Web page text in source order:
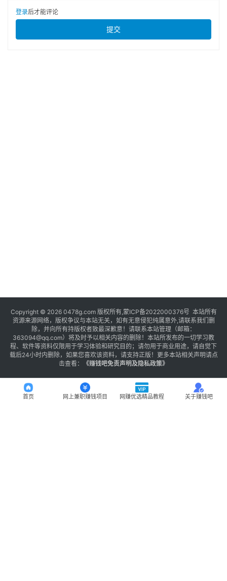
登录后才能评论
提交
Copyright © 2026 0478g.com 版权所有,蒙ICP备2022000376号 本站所有
资源来源网络，版权争议与本站无关，如有无意侵犯纯属意外,请联系我们删
除，并向所有持版权者致最深歉意！请联系本站管理（邮箱：
363094@qq.com）将及时予以相关内容的删除！本站所发布的一切学习教
程、软件等资料仅限用于学习体验和研究目的；请勿用于商业用途，请自觉下
载后24小时内删除，如果您喜欢该资料，请支持正版！更多本站相关声明请点
击查看：
《赚钱吧免责声明及隐私政策》
首页 网上兼职赚钱项目 网赚优选精品教程 关于赚钱吧